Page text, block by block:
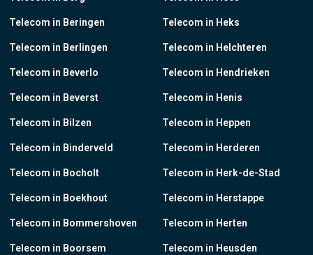
Telecom in Beringen
Telecom in Berlingen
Telecom in Beverlo
Telecom in Beverst
Telecom in Bilzen
Telecom in Binderveld
Telecom in Bocholt
Telecom in Boekhout
Telecom in Bommershoven
Telecom in Boorsem
Telecom in Heks
Telecom in Helchteren
Telecom in Hendrieken
Telecom in Henis
Telecom in Heppen
Telecom in Herderen
Telecom in Herk-de-Stad
Telecom in Herstappe
Telecom in Herten
Telecom in Heusden